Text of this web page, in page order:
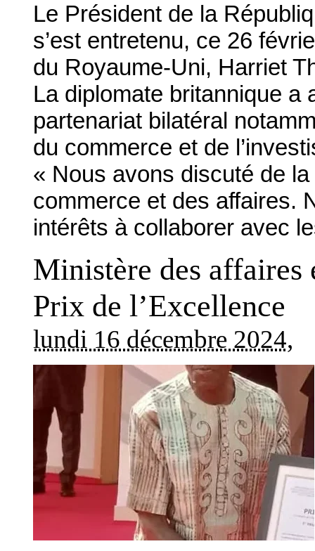
Le Président de la
s’est entretenu, ce 26
du Royaume-Uni, Harriet
La diplomate britannique a
partenariat bilatéral
du commerce et de
« Nous avons discuté de
commerce et des affaires.
intérêts à collaborer avec
Ministère des affaires
Prix de l’Excellence
lundi 16 décembre 2024,